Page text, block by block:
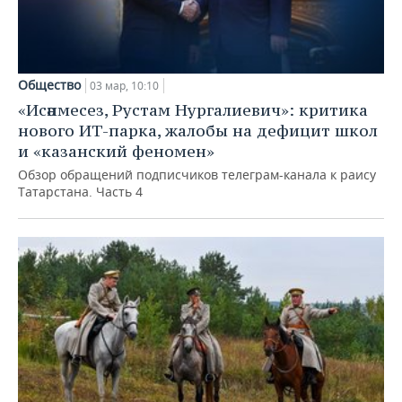
Общество 03 мар, 10:10
«Исәнмесез, Рустам Нургалиевич»: критика
нового ИТ-парка, жалобы на дефицит школ
и «казанский феномен»
Обзор обращений подписчиков телеграм-канала к раису
Татарстана. Часть 4